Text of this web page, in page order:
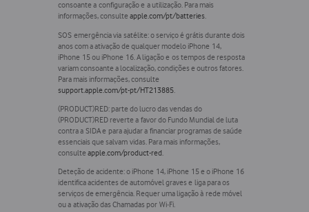
consoante a configuração e a utilização. Para mais
informações, consulte apple.com/pt/batteries.
SOS emergência via satélite:o serviço é grátis durante dois
anos com a ativação de qualquer modelo iPhone 14,
iPhone 15 ou iPhone 16. A ligação e os tempos de resposta
variam consoante a localização, condições e outros fatores.
Para mais informações, consulte
support.apple.com/pt-pt/HT213885.
(PRODUCT)RED:parte do lucro das vendas do
(PRODUCT)RED reverte a favor do Fundo Mundial de luta
contra a SIDA e para ajudar a financiar programas de saúde
essenciais que salvam vidas. Para mais informações,
consulte apple.com/product-red.
Deteção de acidente:o iPhone 14, iPhone 15 e o iPhone 16
identifica acidentes de automóvel graves e liga para os
serviços de emergência. Requer uma ligação à rede móvel
ou a ativação das Chamadas por Wi‑Fi.